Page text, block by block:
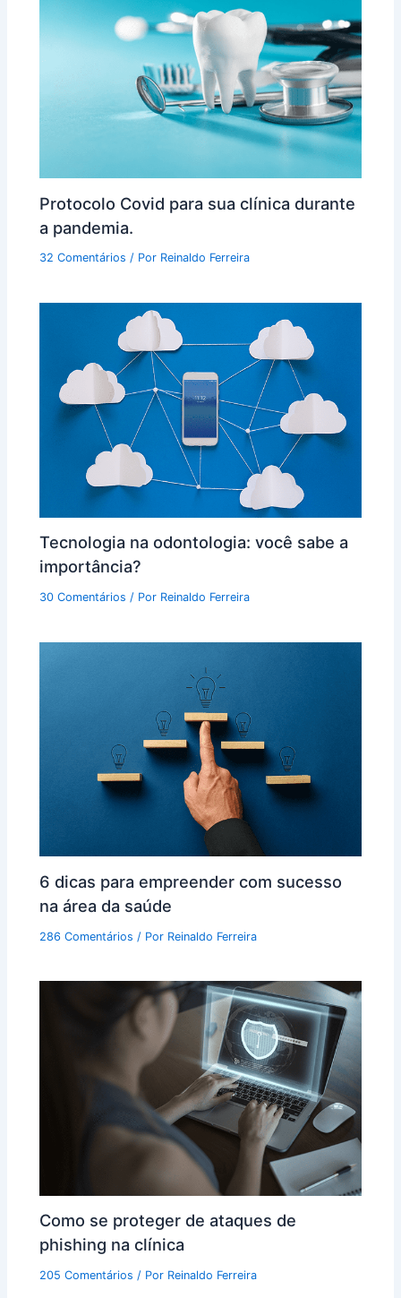
Protocolo Covid para sua clínica durante
a pandemia.
32 Comentários / Por Reinaldo Ferreira
Tecnologia na odontologia: você sabe a
importância?
30 Comentários / Por Reinaldo Ferreira
6 dicas para empreender com sucesso
na área da saúde
286 Comentários / Por Reinaldo Ferreira
Como se proteger de ataques de
phishing na clínica
205 Comentários / Por Reinaldo Ferreira